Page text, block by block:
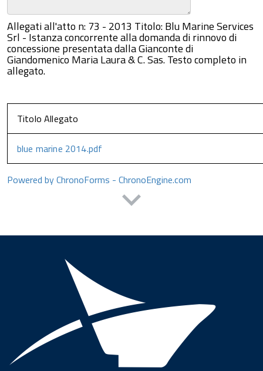
Allegati all'atto n: 73 - 2013 Titolo: Blu Marine Services
Srl - Istanza concorrente alla domanda di rinnovo di
concessione presentata dalla Gianconte di
Giandomenico Maria Laura & C. Sas. Testo completo in
allegato.
Titolo Allegato
blue marine 2014.pdf
Powered by ChronoForms - ChronoEngine.com